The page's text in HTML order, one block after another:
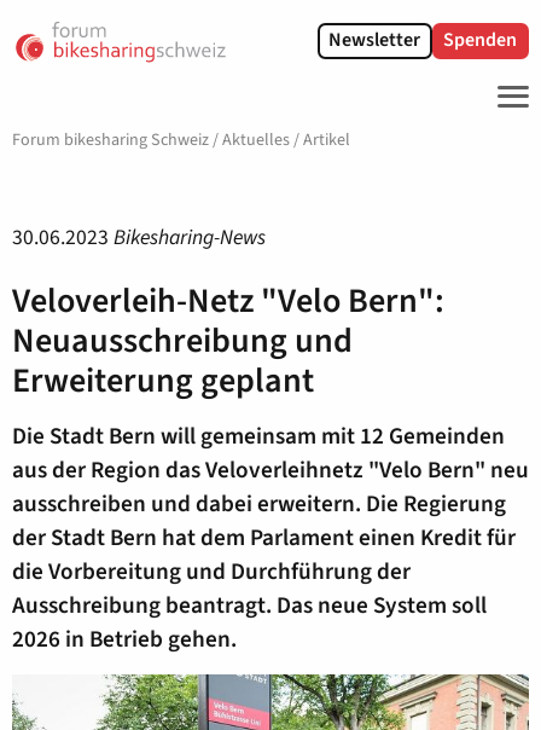
Newsletter Spenden
Forum bikesharing Schweiz/Aktuelles/Artikel
30.06.2023 Bikesharing-News
Veloverleih-Netz "Velo Bern":
Neuausschreibung und
Erweiterung geplant
Die Stadt Bern will gemeinsam mit 12 Gemeinden
aus der Region das Veloverleihnetz "Velo Bern" neu
ausschreiben und dabei erweitern. Die Regierung
der Stadt Bern hat dem Parlament einen Kredit für
die Vorbereitung und Durchführung der
Ausschreibung beantragt. Das neue System soll
2026 in Betrieb gehen.